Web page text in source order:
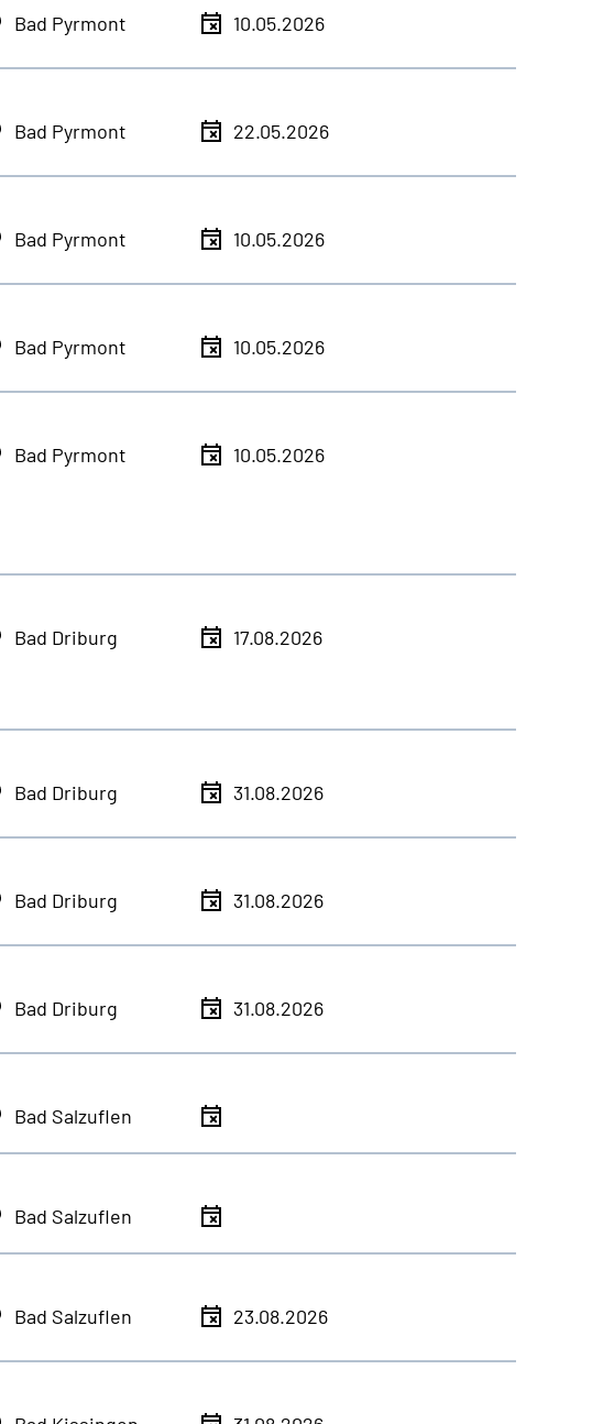
Bad Pyrmont 10.05.2026
Bad Pyrmont 22.05.2026
Bad Pyrmont 10.05.2026
Bad Pyrmont 10.05.2026
Bad Pyrmont 10.05.2026
Bad Driburg 17.08.2026
Bad Driburg 31.08.2026
Bad Driburg 31.08.2026
Bad Driburg 31.08.2026
Bad Salzuflen
Bad Salzuflen
Bad Salzuflen 23.08.2026